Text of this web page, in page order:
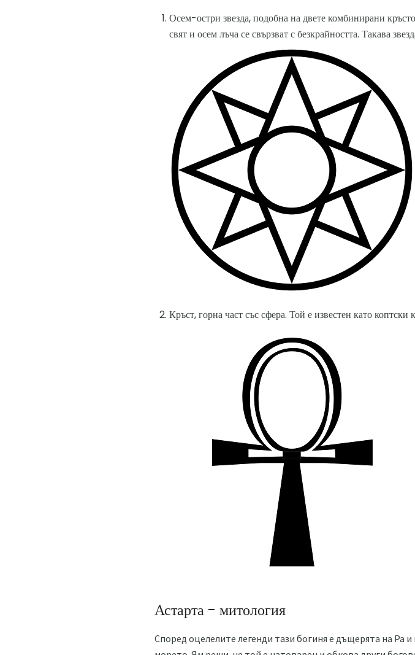
Осем-остри звезда, подобна на двете комбинирани
свят и осем лъча се свързват с безкрайността. Такава
Кръст, горна част със сфера. Той е известен като
Астарта - митология
Според оцелелите легенди тази богиня е дъщерята на Ра